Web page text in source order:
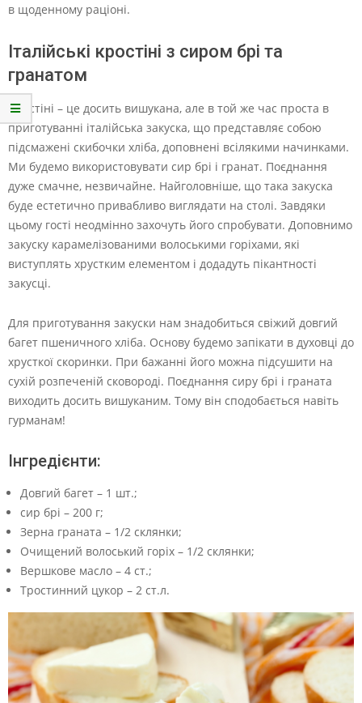
в щоденному раціоні.
Італійські кростіні з сиром брі та
гранатом
Кростіні – це досить вишукана, але в той же час проста в
приготуванні італійська закуска, що представляє собою
підсмажені скибочки хліба, доповнені всілякими начинками.
Ми будемо використовувати сир брі і гранат. Поєднання
дуже смачне, незвичайне. Найголовніше, що така закуска
буде естетично привабливо виглядати на столі. Завдяки
цьому гості неодмінно захочуть його спробувати. Доповнимо
закуску карамелізованими волоськими горіхами, які
виступлять хрустким елементом і додадуть пікантності
закусці.
Для приготування закуски нам знадобиться свіжий довгий
багет пшеничного хліба. Основу будемо запікати в духовці до
хрусткої скоринки. При бажанні його можна підсушити на
сухій розпеченій сковороді. Поєднання сиру брі і граната
виходить досить вишуканим. Тому він сподобається навіть
гурманам!
Інгредієнти:
Довгий багет – 1 шт.;
сир брі – 200 г;
Зерна граната – 1/2 склянки;
Очищений волоський горіх – 1/2 склянки;
Вершкове масло – 4 ст.;
Тростинний цукор – 2 ст.л.